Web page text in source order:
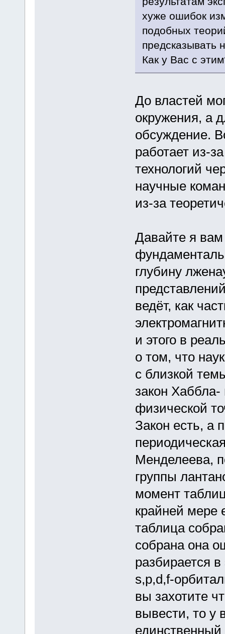
хуже ошибок
подобных
предсказывать
Как у Вас с
До властей
окружения, а
обсуждение.
работает из-
технологий
научные
из-за
Давайте я
глубину
ведёт, как
и этого в
о том, что
с близкой
закон
физической
Закон есть, а
Менделеева,
группы
момент
крайней мере
таблица
собрана она
разбирается
s,p,d,f-
вы захотите
вывести, то у
единственный